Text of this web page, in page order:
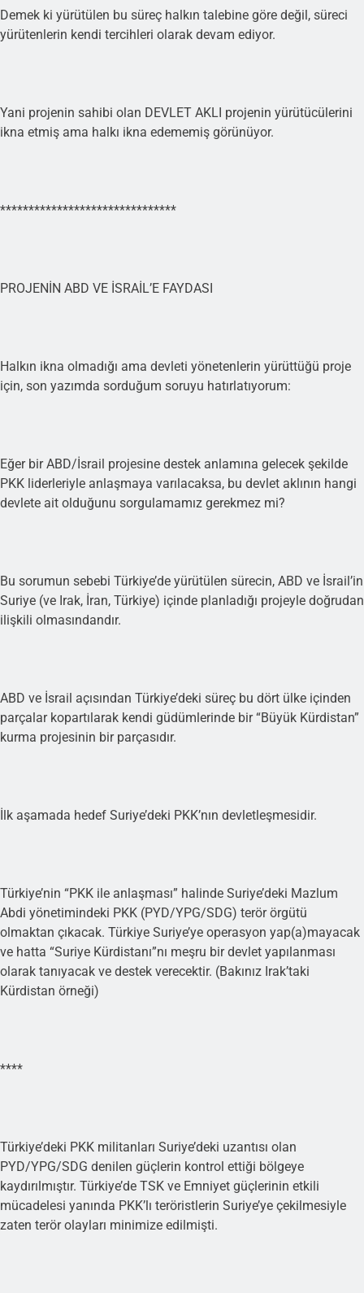
Demek ki yürütülen bu süreç halkın talebine göre değil, süreci
yürütenlerin kendi tercihleri olarak devam ediyor.
Yani projenin sahibi olan DEVLET AKLI projenin yürütücülerini
ikna etmiş ama halkı ikna edememiş görünüyor.
*******************************
PROJENİN ABD VE İSRAİL’E FAYDASI
Halkın ikna olmadığı ama devleti yönetenlerin yürüttüğü proje
için, son yazımda sorduğum soruyu hatırlatıyorum:
Eğer bir ABD/İsrail projesine destek anlamına gelecek şekilde
PKK liderleriyle anlaşmaya varılacaksa, bu devlet aklının hangi
devlete ait olduğunu sorgulamamız gerekmez mi?
Bu sorumun sebebi Türkiye’de yürütülen sürecin, ABD ve İsrail’in
Suriye (ve Irak, İran, Türkiye) içinde planladığı projeyle doğrudan
ilişkili olmasındandır.
ABD ve İsrail açısından Türkiye’deki süreç bu dört ülke içinden
parçalar kopartılarak kendi güdümlerinde bir “Büyük Kürdistan”
kurma projesinin bir parçasıdır.
İlk aşamada hedef Suriye’deki PKK’nın devletleşmesidir.
Türkiye’nin “PKK ile anlaşması” halinde Suriye’deki Mazlum
Abdi yönetimindeki PKK (PYD/YPG/SDG) terör örgütü
olmaktan çıkacak. Türkiye Suriye’ye operasyon yap(a)mayacak
ve hatta “Suriye Kürdistanı”nı meşru bir devlet yapılanması
olarak tanıyacak ve destek verecektir. (Bakınız Irak’taki
Kürdistan örneği)
****
Türkiye’deki PKK militanları Suriye’deki uzantısı olan
PYD/YPG/SDG denilen güçlerin kontrol ettiği bölgeye
kaydırılmıştır. Türkiye’de TSK ve Emniyet güçlerinin etkili
mücadelesi yanında PKK’lı teröristlerin Suriye’ye çekilmesiyle
zaten terör olayları minimize edilmişti.